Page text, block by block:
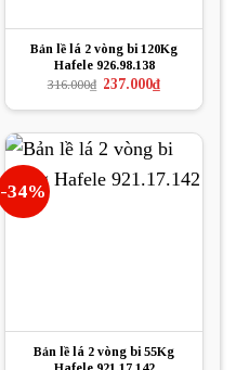
Bản lề lá 2 vòng bi 120Kg
Hafele 926.98.138
316.000₫ Giá
là:
237.000₫Giá
hiện
tại
237.000₫.
-34%
Bản lề lá 2 vòng bi 55Kg